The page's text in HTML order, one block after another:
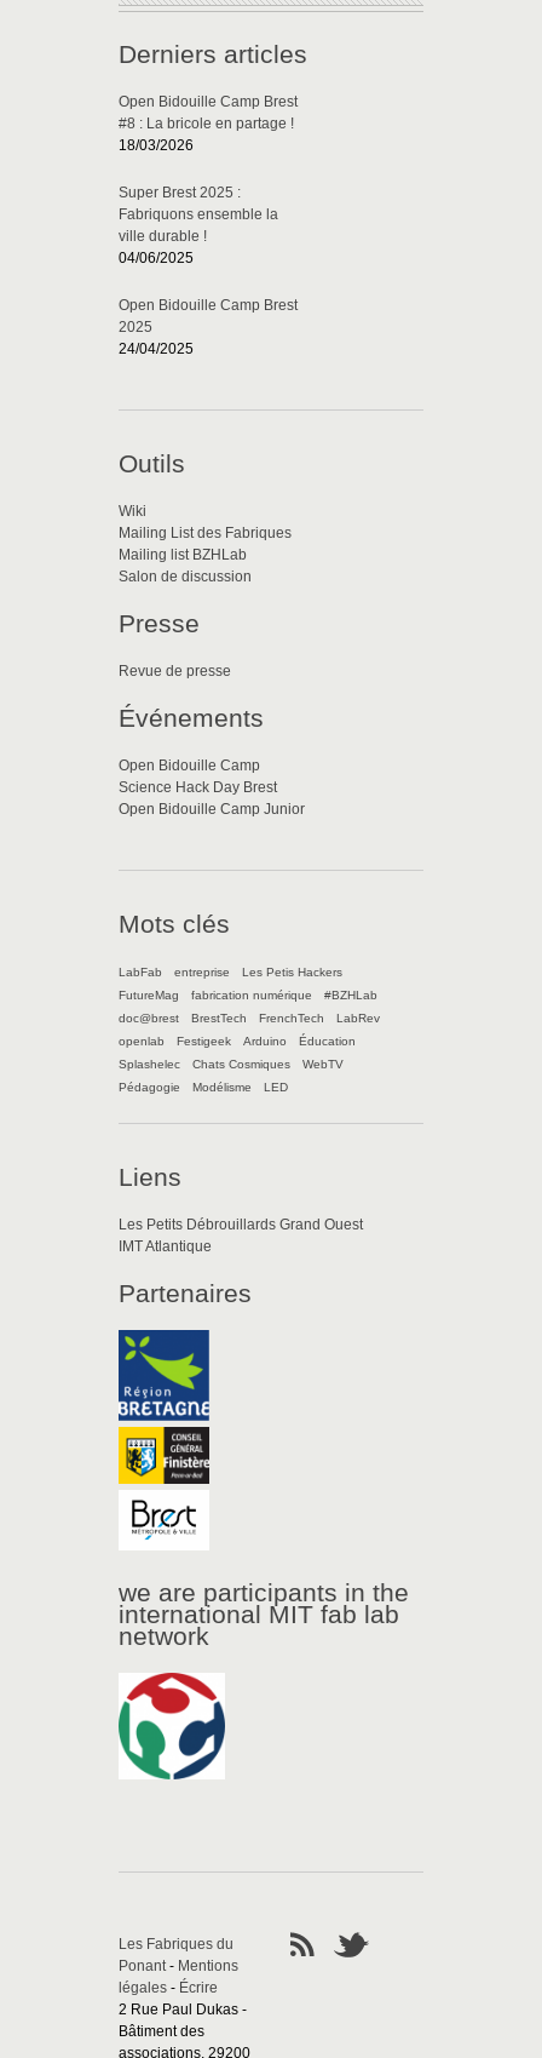
Derniers articles
Open Bidouille Camp Brest
#8 : La bricole en partage !
18/03/2026
Super Brest 2025 :
Fabriquons ensemble la
ville durable !
04/06/2025
Open Bidouille Camp Brest
2025
24/04/2025
Outils
Wiki
Mailing List des Fabriques
Mailing list BZHLab
Salon de discussion
Presse
Revue de presse
Événements
Open Bidouille Camp
Science Hack Day Brest
Open Bidouille Camp Junior
Mots clés
LabFab entreprise
Les Petis Hackers
FutureMag
fabrication numérique
#BZHLab
doc@brest
BrestTech FrenchTech
LabRev
openlab
Festigeek Arduino
Éducation
Splashelec
Chats Cosmiques
WebTV
Pédagogie
Modélisme LED
Liens
Les Petits Débrouillards Grand Ouest
IMT Atlantique
Partenaires
we are participants in the
international MIT fab lab
network
Les Fabriques du
Ponant- Mentions
légales - Écrire
2 Rue Paul Dukas -
Bâtiment des
associations, 29200